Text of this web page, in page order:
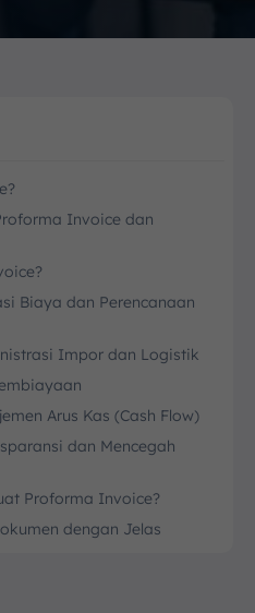
Invoice dan
Biaya dan Perencanaan
Impor dan Logistik
Arus Kas (Cash Flow)
dan Mencegah
Proforma Invoice?
dengan Jelas
dan Tanggal Terbit